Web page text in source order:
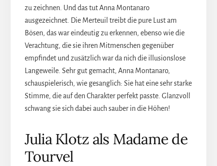
zu zeichnen. Und das tut Anna Montanaro
ausgezeichnet. Die Merteuil treibt die pure Lust am
Bösen, das war eindeutig zu erkennen, ebenso wie die
Verachtung, die sie ihren Mitmenschen gegenüber
empfindet und zusätzlich war da nich die illusionslose
Langeweile. Sehr gut gemacht, Anna Montanaro,
schauspielerisch, wie gesanglich: Sie hat eine sehr starke
Stimme, die auf den Charakter perfekt passte. Glanzvoll
schwang sie sich dabei auch sauber in die Höhen!
Julia Klotz als Madame de
Tourvel